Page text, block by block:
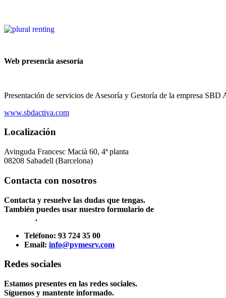
Web presencia asesoría
Presentación de servicios de Asesoría y Gestoría de la empresa SBD
www.sbdactiva.com
Localización
Avinguda Francesc Macià 60, 4ª planta
08208 Sabadell (Barcelona)
Contacta con nosotros
Contacta y resuelve las dudas que tengas.
También puedes usar nuestro formulario de
.
Teléfono: 93 724 35 00
Email: info@pymesrv.com
Redes sociales
Estamos presentes en las redes sociales.
Síguenos y mantente informado.